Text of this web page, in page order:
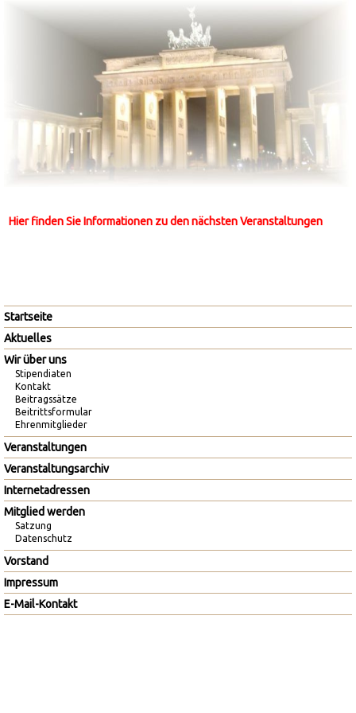
Hier finden Sie Informationen zu den nächsten Veranstaltungen
Skip
navigation
Startseite
Aktuelles
Wir über uns
Stipendiaten
Kontakt
Beitragssätze
Beitrittsformular
Ehrenmitglieder
Veranstaltungen
Veranstaltungsarchiv
Internetadressen
Mitglied werden
Satzung
Datenschutz
Vorstand
Impressum
E-Mail-Kontakt